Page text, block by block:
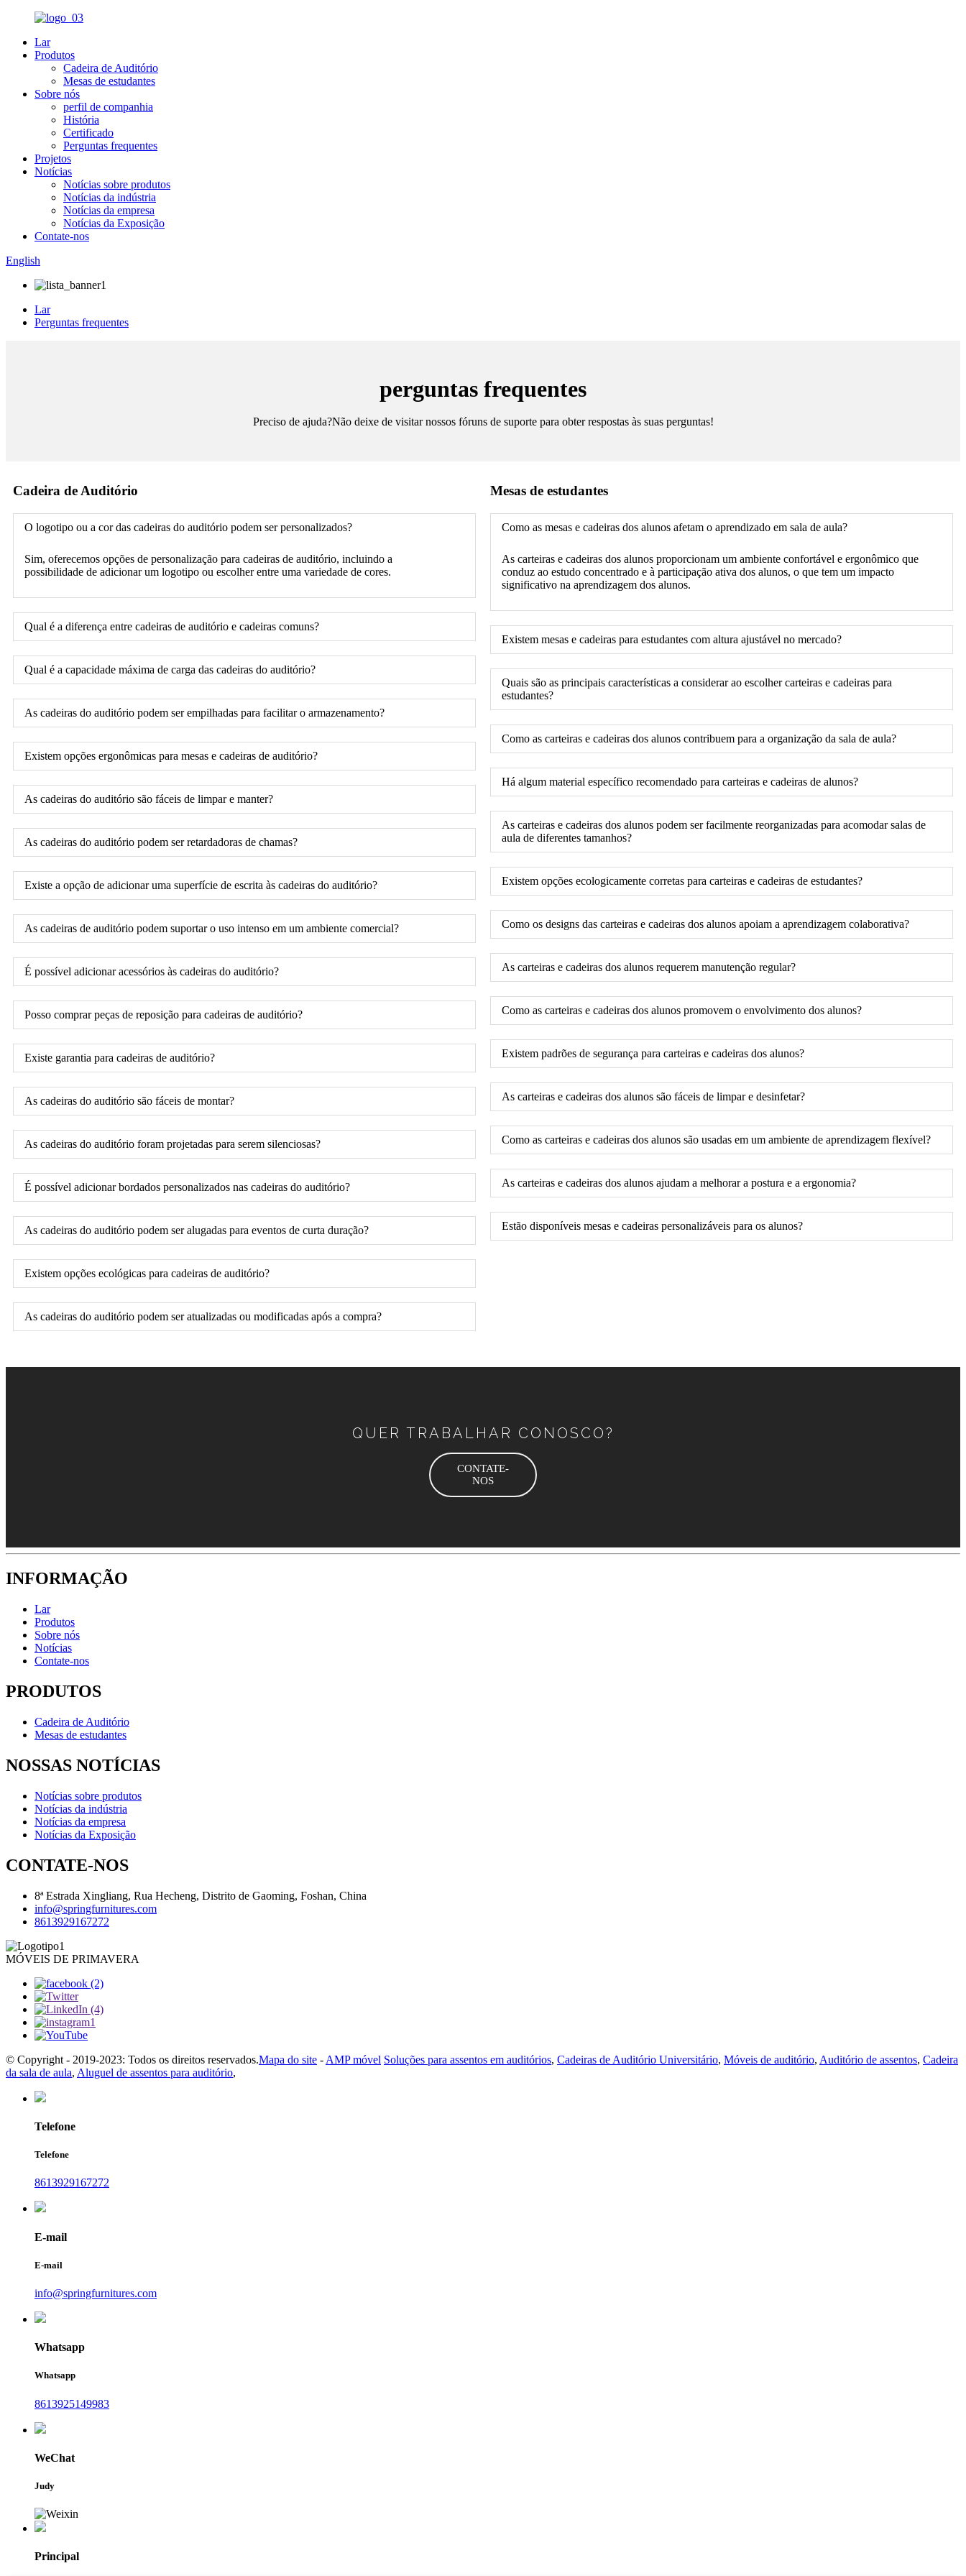
Lar
Produtos
Cadeira de Auditório
Mesas de estudantes
Sobre nós
perfil de companhia
História
Certificado
Perguntas frequentes
Projetos
Notícias
Notícias sobre produtos
Notícias da indústria
Notícias da empresa
Notícias da Exposição
Contate-nos
English
Lar
Perguntas frequentes
perguntas frequentes
Preciso de ajuda?Não deixe de visitar nossos fóruns de suporte para obter respostas às suas perguntas!
Cadeira de Auditório
O logotipo ou a cor das cadeiras do auditório podem ser personalizados?
Sim, oferecemos opções de personalização para cadeiras de auditório, incluindo a
possibilidade de adicionar um logotipo ou escolher entre uma variedade de cores.
Qual é a diferença entre cadeiras de auditório e cadeiras comuns?
Qual é a capacidade máxima de carga das cadeiras do auditório?
As cadeiras do auditório podem ser empilhadas para facilitar o armazenamento?
Existem opções ergonômicas para mesas e cadeiras de auditório?
As cadeiras do auditório são fáceis de limpar e manter?
As cadeiras do auditório podem ser retardadoras de chamas?
Existe a opção de adicionar uma superfície de escrita às cadeiras do auditório?
As cadeiras de auditório podem suportar o uso intenso em um ambiente comercial?
É possível adicionar acessórios às cadeiras do auditório?
Posso comprar peças de reposição para cadeiras de auditório?
Existe garantia para cadeiras de auditório?
As cadeiras do auditório são fáceis de montar?
As cadeiras do auditório foram projetadas para serem silenciosas?
É possível adicionar bordados personalizados nas cadeiras do auditório?
As cadeiras do auditório podem ser alugadas para eventos de curta duração?
Existem opções ecológicas para cadeiras de auditório?
As cadeiras do auditório podem ser atualizadas ou modificadas após a compra?
Mesas de estudantes
Como as mesas e cadeiras dos alunos afetam o aprendizado em sala de aula?
As carteiras e cadeiras dos alunos proporcionam um ambiente confortável e ergonômico que
conduz ao estudo concentrado e à participação ativa dos alunos, o que tem um impacto
significativo na aprendizagem dos alunos.
Existem mesas e cadeiras para estudantes com altura ajustável no mercado?
Quais são as principais características a considerar ao escolher carteiras e cadeiras para
estudantes?
Como as carteiras e cadeiras dos alunos contribuem para a organização da sala de aula?
Há algum material específico recomendado para carteiras e cadeiras de alunos?
As carteiras e cadeiras dos alunos podem ser facilmente reorganizadas para acomodar salas de
aula de diferentes tamanhos?
Existem opções ecologicamente corretas para carteiras e cadeiras de estudantes?
Como os designs das carteiras e cadeiras dos alunos apoiam a aprendizagem colaborativa?
As carteiras e cadeiras dos alunos requerem manutenção regular?
Como as carteiras e cadeiras dos alunos promovem o envolvimento dos alunos?
Existem padrões de segurança para carteiras e cadeiras dos alunos?
As carteiras e cadeiras dos alunos são fáceis de limpar e desinfetar?
Como as carteiras e cadeiras dos alunos são usadas em um ambiente de aprendizagem flexível?
As carteiras e cadeiras dos alunos ajudam a melhorar a postura e a ergonomia?
Estão disponíveis mesas e cadeiras personalizáveis ​​para os alunos?
QUER TRABALHAR CONOSCO?
CONTATE-
NOS
INFORMAÇÃO
Lar
Produtos
Sobre nós
Notícias
Contate-nos
PRODUTOS
Cadeira de Auditório
Mesas de estudantes
NOSSAS NOTÍCIAS
Notícias sobre produtos
Notícias da indústria
Notícias da empresa
Notícias da Exposição
CONTATE-NOS
8ª Estrada Xingliang, Rua Hecheng, Distrito de Gaoming, Foshan, China
info@springfurnitures.com
8613929167272
MÓVEIS DE PRIMAVERA
© Copyright - 2019-2023: Todos os direitos reservados.Mapa do site - AMP móvel Soluções para assentos em auditórios, Cadeiras de Auditório Universitário, Móveis de auditório, Auditório de assentos, Cadeira
da sala de aula, Aluguel de assentos para auditório,
Telefone
Telefone
8613929167272
E-mail
E-mail
info@springfurnitures.com
Whatsapp
Whatsapp
8613925149983
WeChat
Judy
Principal